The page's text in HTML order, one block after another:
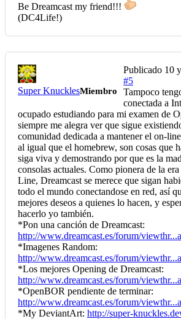
Be Dreamcast my friend!!!
(DC4Life!)
Super KnucklesMiembro
Publicado 10 y
#5
Tampoco
conectada a
ocupado estudiando para mi examen de
siempre me alegra ver que sigue
comunidad dedicada a mantener el on-
al igual que el homebrew, son cosas que
siga viva y demostrando por que es la
consolas actuales. Como pionera de la
Line, Dreamcast se merece que sigan
todo el mundo conectandose en red, así
mejores deseos a quienes lo hacen, y
hacerlo yo también.
*Pon una canción de Dreamcast:
http://www.dreamcast.es/forum/
*Imagenes Random:
http://www.dreamcast.es/forum/
*Los mejores Opening de Dreamcast:
http://www.dreamcast.es/forum/
*OpenBOR pendiente de terminar:
http://www.dreamcast.es/forum/
*My DeviantArt: http://super-